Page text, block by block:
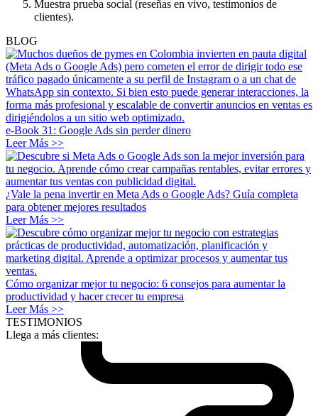
Muestra prueba social (reseñas en vivo, testimonios de
clientes).
BLOG
e-Book 31: Google Ads sin perder dinero
Leer Más >>
¿Vale la pena invertir en Meta Ads o Google Ads? Guía completa
para obtener mejores resultados
Leer Más >>
Cómo organizar mejor tu negocio: 6 consejos para aumentar la
productividad y hacer crecer tu empresa
Leer Más >>
TESTIMONIOS
Llega a más clientes: